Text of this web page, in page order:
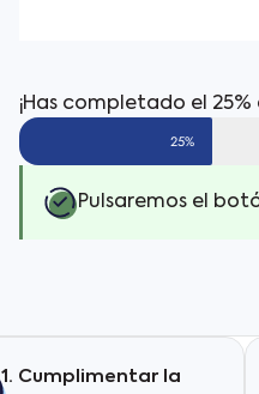
¡Has completado el
25%
Pulsaremos el
1. Cumplimentar la